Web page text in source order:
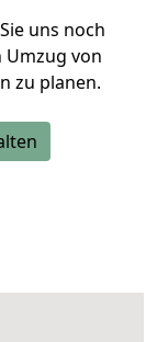
uns noch
von
zu planen.